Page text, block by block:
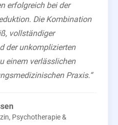
erfolgreich bei der
Die Kombination
vollständiger
der unkomplizierten
einem verlässlichen
Praxis.“
Psychotherapie &